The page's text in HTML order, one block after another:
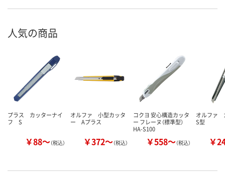
人気の商品
プラス カッターナイ
フ S
￥88～（税込）
オルファ 小型カッタ
ー Aプラス
￥372～（税込）
コクヨ 安心構造カッタ
ー フレーヌ（標準型）
HA-S100
￥558～（税込）
オルファ
S型
￥